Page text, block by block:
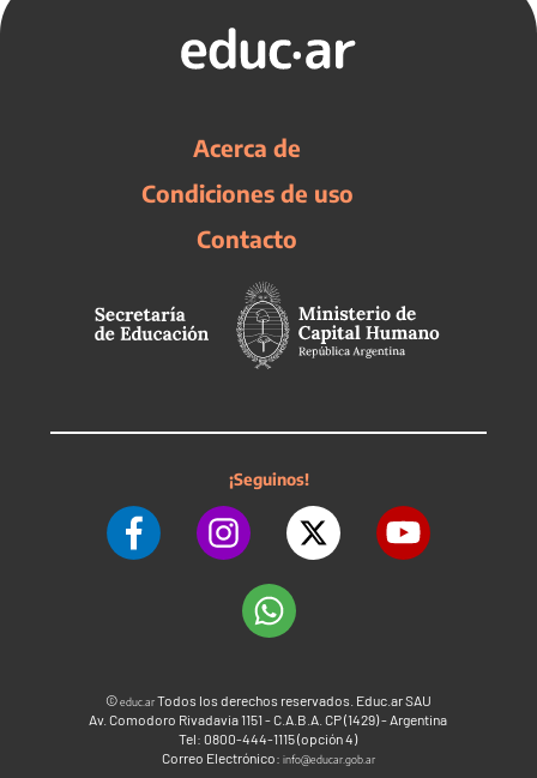
Acerca de
Condiciones de uso
Contacto
¡Seguinos!
©educ.arTodos los derechos reservados. Educ.ar SAU
Av. Comodoro Rivadavia 1151 - C.A.B.A. CP (1429) - Argentina
Tel: 0800-444-1115 (opción 4)
Correo Electrónico: info@educar.gob.ar